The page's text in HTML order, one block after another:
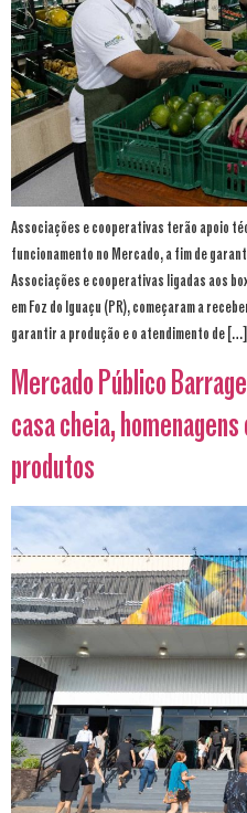
Associações e cooperativas terão apoio
funcionamento no Mercado, a fim de
Associações e cooperativas ligadas aos
em Foz do Iguaçu (PR), começaram a
garantir a produção e o atendimento de […]
Mercado Público
casa cheia,
produtos